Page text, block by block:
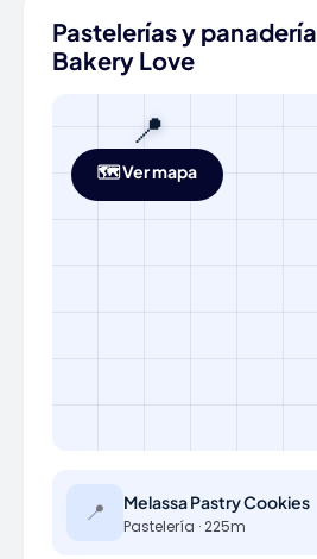
Pastelerías y
Bakery Love
📍
🗺️ Ver mapa
📍 Melassa Pastry Cookies
Pastelería · 225m